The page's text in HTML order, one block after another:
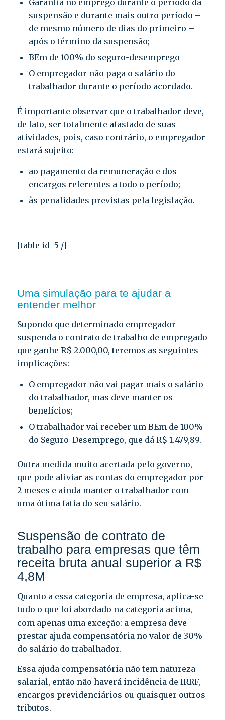
suspensão e durante mais outro período –
de mesmo número de dias do primeiro –
após o término da suspensão;
BEm de 100% do seguro-desemprego
O empregador não paga o salário do
trabalhador durante o período acordado.
É importante observar que o trabalhador deve,
de fato, ser totalmente afastado de suas
atividades, pois, caso contrário, o empregador
estará sujeito:
ao pagamento da remuneração e dos
encargos referentes a todo o período;
às penalidades previstas pela legislação.
[table id=5 /]
Uma simulação para te ajudar a
entender melhor
Supondo que determinado empregador
suspenda o contrato de trabalho de empregado
que ganhe R$ 2.000,00, teremos as seguintes
implicações:
O empregador não vai pagar mais o salário
do trabalhador, mas deve manter os
benefícios;
O trabalhador vai receber um BEm de 100%
do Seguro-Desemprego, que dá R$ 1.479,89.
Outra medida muito acertada pelo governo,
que pode aliviar as contas do empregador por
2 meses e ainda manter o trabalhador com
uma ótima fatia do seu salário.
Suspensão de contrato de
trabalho para empresas que têm
receita bruta anual superior a R$
4,8M
Quanto a essa categoria de empresa, aplica-se
tudo o que foi abordado na categoria acima,
com apenas uma exceção: a empresa deve
prestar ajuda compensatória no valor de 30%
do salário do trabalhador.
Essa ajuda compensatória não tem natureza
salarial, então não haverá incidência de IRRF,
encargos previdenciários ou quaisquer outros
tributos.